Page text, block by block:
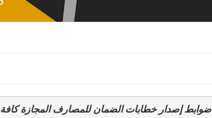
ضوابط إصدار خطابات الضمان للمصارف المجازة كافة